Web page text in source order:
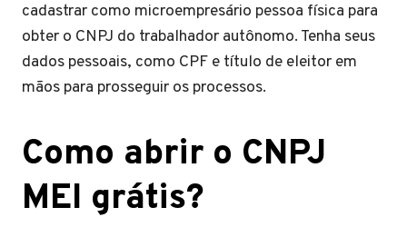
cadastrar como microempresário pessoa física para
obter o CNPJ do trabalhador autônomo. Tenha seus
dados pessoais, como CPF e título de eleitor em
mãos para prosseguir os processos.
Como abrir o CNPJ
MEI grátis?